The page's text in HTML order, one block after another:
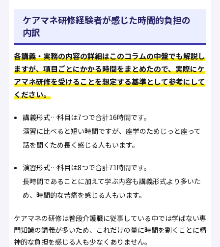
ケアマネ研修経験者が感じた時間的負担の
内訳
各講義・実務の内容の詳細はこのコラムの中盤でも解説し
ますが、項目ごとにかかる時間をまとめたので、実際にケ
アマネ研修を受けることを想定する基準として参考にして
ください。
講義形式…科目は7つで合計16時間です。
演習に比べると短い時間ですが、座学のためじっと座って
話を聞くため長く感じる人もいます。
演習形式…科目は8つで合計71時間です。
長時間であることに加えて学ぶ内容も講義形式より多いた
め、時間的な苦痛を感じる人もいます。
ケアマネの研修は普段介護職に従事している中では学ばない専
門知識の講義が多いため、これだけの量に時間を割くことに精
神的な負担を感じる人も少なくありません。